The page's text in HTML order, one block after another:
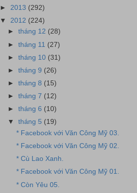
► 2013 (292)
▼ 2012 (224)
►tháng 12 (28)
►tháng 11 (27)
►tháng 10 (31)
►tháng 9 (26)
►tháng 8 (15)
►tháng 7 (12)
►tháng 6 (10)
▼tháng 5 (19)
* Facebook với Văn Công Mỹ 03.
* Facebook với Văn Công Mỹ 02.
* Cù Lao Xanh.
* Facebook với Văn Công Mỹ 01.
* Còn Yêu 05.